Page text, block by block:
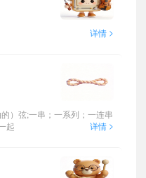
详情 >
）弦;一串；一系列；一连串
起
详情 >